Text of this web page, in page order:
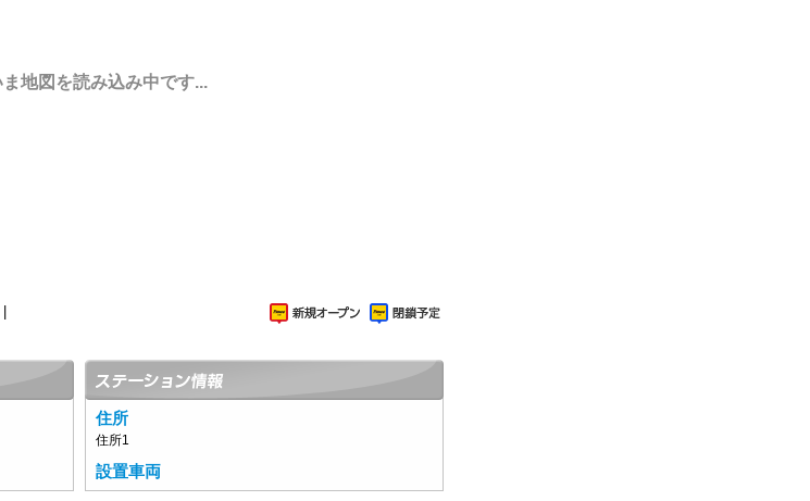
地図を読み込み中です...
住所
住所1
設置車両